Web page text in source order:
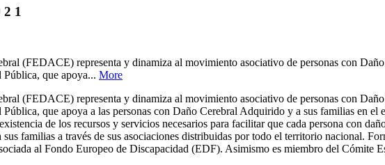
2 1
(FEDACE) representa y dinamiza al movimiento asociativo de personas con
Pública, que apoya... More
(FEDACE) representa y dinamiza al movimiento asociativo de personas con
que apoya a las personas con Daño Cerebral Adquirido y a sus familias en
de los recursos y servicios necesarios para facilitar que cada persona con
familias a través de sus asociaciones distribuidas por todo el territorio nacional.
al Fondo Europeo de Discapacidad (EDF). Asimismo es miembro del Cómite